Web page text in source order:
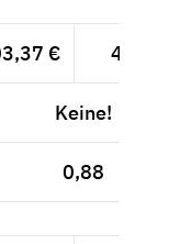
€
Keine!
0,88